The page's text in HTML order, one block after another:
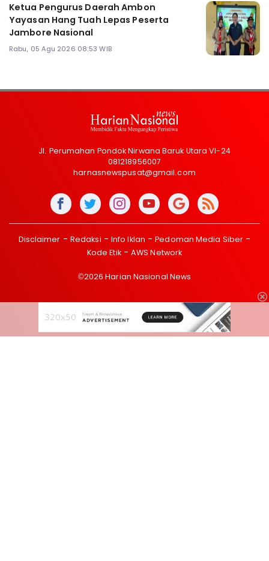
Ketua Pengurus Daerah Ambon
Yayasan Hang Tuah Lepas Peserta
Jambore Nasional
Rabu, 05 Agu 2026 08:53 WIB
Jl. Perumahan Pondok Nirwana Baruk Utara VI-24
081218956007
harnasnewspusat@gmail.com
Disclaimer Redaksi Info Iklan
Pedoman Media Siber
Kode Etik
AWS Network
©2026 Harian Nasional News